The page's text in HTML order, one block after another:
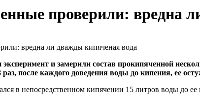
проверили: вредна
и замерили состав прокипяченной
после каждого доведения воды до кипения, ее
в непосредственном кипячении 15 литров воды до